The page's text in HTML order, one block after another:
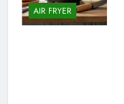
AIR FRYER